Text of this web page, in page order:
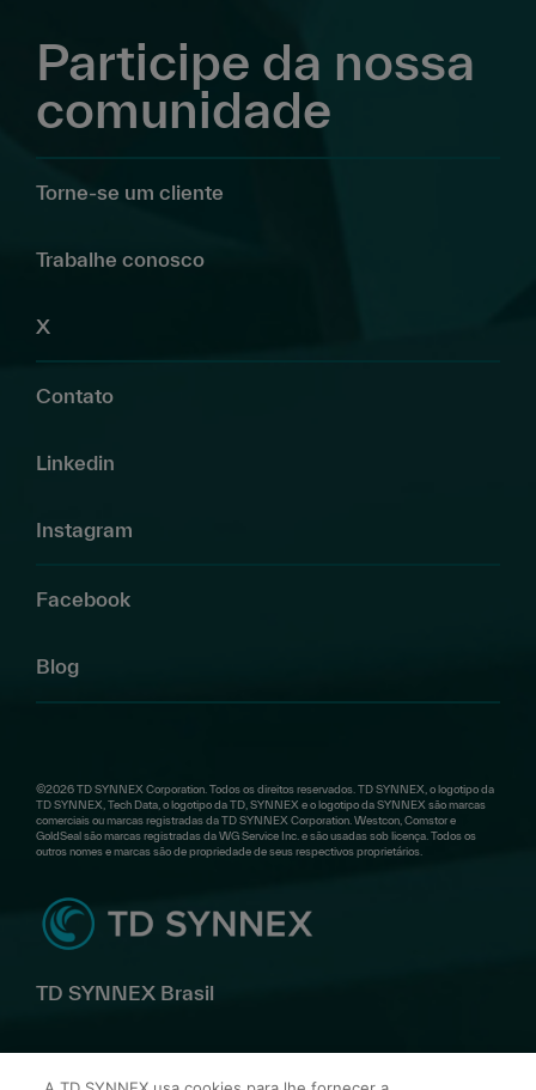
Participe da nossa
comunidade
Torne-se um cliente
Trabalhe conosco
X
Contato
Linkedin
Instagram
Facebook
Blog
©2026 TD SYNNEX Corporation. Todos os direitos reservados. TD SYNNEX, o logotipo da
TD SYNNEX, Tech Data, o logotipo da TD, SYNNEX e o logotipo da SYNNEX são marcas
comerciais ou marcas registradas da TD SYNNEX Corporation. Westcon, Comstor e
GoldSeal são marcas registradas da WG Service Inc. e são usadas sob licença. Todos os
outros nomes e marcas são de propriedade de seus respectivos proprietários.
TD SYNNEX Brasil